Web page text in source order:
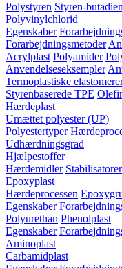
Polystyren Styren-
Polyvinylchlorid
Egenskaber
Forarbejdningsmetoder
Acrylplast Polyamider
Anvendelseseksempler
Termoplastiske
Styrenbaserede TPE
Hærdeplast
Umættet polyester (UP)
Polyestertyper
Udhærdningsgrad
Hjælpestoffer
Hærdemidler Stabilisatorer
Epoxyplast
Hærdeprocessen
Egenskaber
Polyurethan Phenolplast
Egenskaber
Aminoplast
Carbamidplast